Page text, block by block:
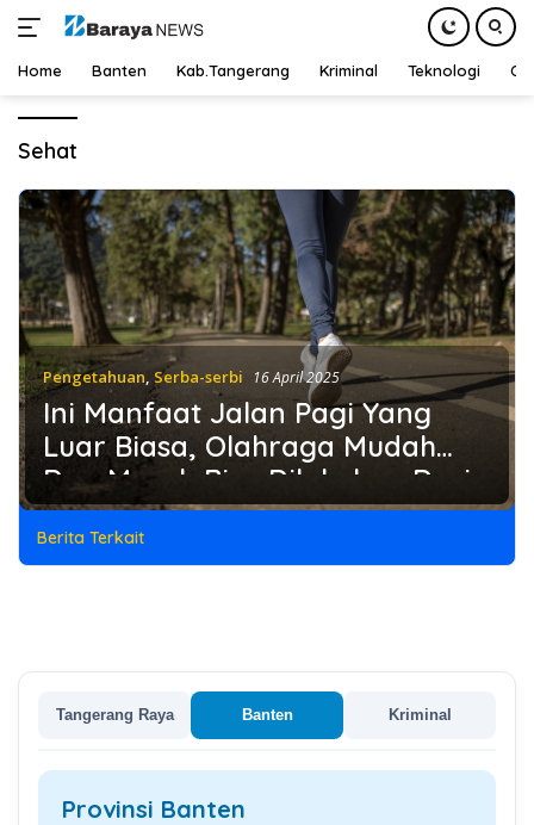
konten
Home Banten Kab.Tangerang Kriminal Teknologi
Sehat
Pengetahuan, Serba-serbi 16 April 2025
Ini Manfaat Jalan Pagi Yang
Luar Biasa, Olahraga Mudah
Dan Murah Bisa Dilakukan Dari
Rumah
Berita Terkait
Tangerang Raya Banten Kriminal
Provinsi Banten